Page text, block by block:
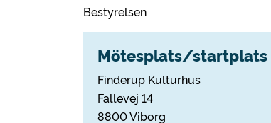
Bestyrelsen
Mötesplats/startplats
Finderup Kulturhus
Fallevej 14
8800 Viborg